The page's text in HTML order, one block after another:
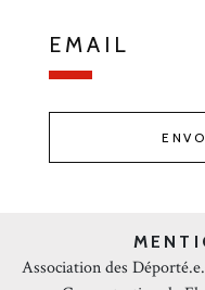
EMAIL
Association des